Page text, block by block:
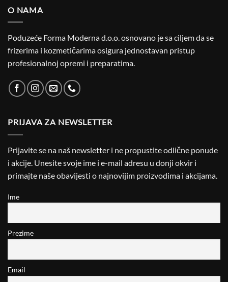
O NAMA
Poduzeće Forma Moderna d.o.o. osnovano je sa ciljem da se
frizerima i kozmetičarima osigura jednostavan pristup
profesionalnoj opremi i preparatima.
PRIJAVA ZA NEWSLETTER
Prijavite se na naš newsletter i ne propustite odlične ponude
i akcije. Unesite svoje ime i e-mail adresu u donji okvir i
primajte naše obavijesti o najnovijim proizvodima i akcijama.
Ime
Prezime
Email